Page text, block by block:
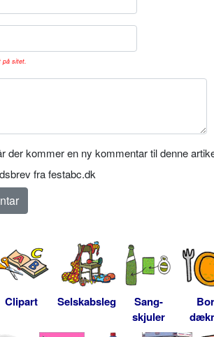
på sitet.
der kommer en ny kommentar til denne
fra festabc.dk
Clipart Selskabsleg
Sang-
skjuler